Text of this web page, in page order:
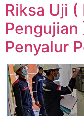
Riksa Uji (
Pengujian
Penyalur